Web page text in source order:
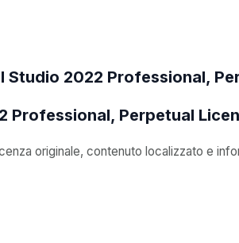
Studio 2022 Professional,
Professional, Perpetual
originale, contenuto localizzato e